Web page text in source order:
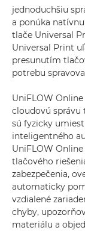
jednoduchšiu
a ponúka
tlače Universal
Universal Print
presunutím
potrebu
UniFLOW
cloudovú správu
sú fyzicky
inteligentného
UniFLOW
tlačového
zabezpečenia,
automaticky
vzdialené
chyby,
materiálu a